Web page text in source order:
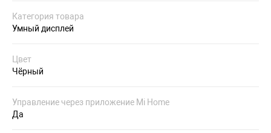
Категория товара
Умный дисплей
Цвет
Чёрный
Управление через приложение Mi Home
Да